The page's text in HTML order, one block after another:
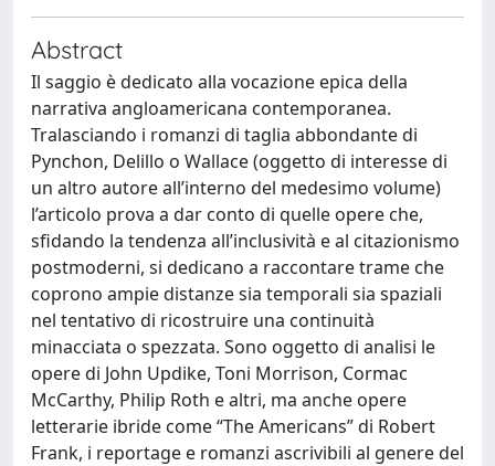
Abstract
Il saggio è dedicato alla vocazione epica della
narrativa angloamericana contemporanea.
Tralasciando i romanzi di taglia abbondante di
Pynchon, Delillo o Wallace (oggetto di interesse di
un altro autore all’interno del medesimo volume)
l’articolo prova a dar conto di quelle opere che,
sfidando la tendenza all’inclusività e al citazionismo
postmoderni, si dedicano a raccontare trame che
coprono ampie distanze sia temporali sia spaziali
nel tentativo di ricostruire una continuità
minacciata o spezzata. Sono oggetto di analisi le
opere di John Updike, Toni Morrison, Cormac
McCarthy, Philip Roth e altri, ma anche opere
letterarie ibride come “The Americans” di Robert
Frank, i reportage e romanzi ascrivibili al genere del